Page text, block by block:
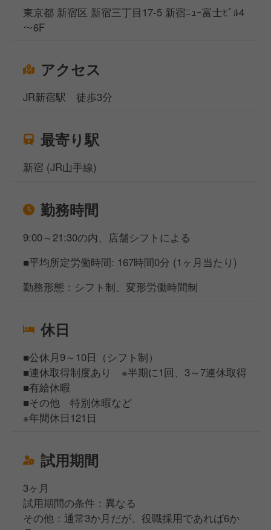
東京都 新宿区 新宿三丁目17-5 新宿ﾆｭｰ富士ﾋﾞﾙ4
～6F
アクセス
JR新宿駅 徒歩3分
最寄り駅
新宿 (JR山手線)
勤務時間
9:00～21:30の内、店舗シフトによる
■平均所定労働時間: 167時間0分 (1ヶ月当たり)
勤務形態：シフト制、変形労働時間制
休日
■公休月9～10日（シフト制）
■連休取得制度あり ※半期に1回、3～7連休取得
■有給休暇
■その他 特別休暇など
※年間休日121日
試用期間
3ヶ月
試用期間の条件：異なる
その他：通常3か月だが、役職採用であれば6か